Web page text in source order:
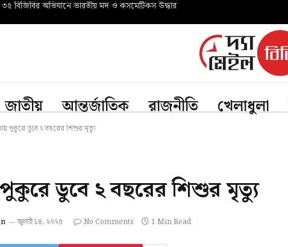
৩৫ বিজিবির অভিযানে ভারতীয় মদ ও কসমেটিকস উদ্ধার
জাতীয় আন্তর্জাতিক রাজনীতি খেলাধুলা
পুকুরে ডুবে ২ বছরের শিশুর মৃত্যু
ডুবে ২ বছরের শিশুর মৃত্যু
জুলাই ১৪, ২০২৫ No Comments 1 Min Read